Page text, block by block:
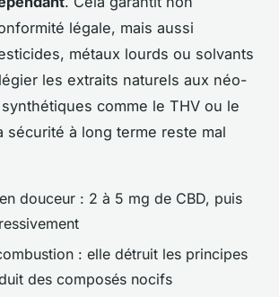
légale, mais aussi
métaux lourds ou solvants
les extraits naturels aux néo-
comme le THV ou le
sécurité à long terme reste mal
douceur : 2 à 5 mg de CBD, puis
: elle détruit les principes
des composés nocifs